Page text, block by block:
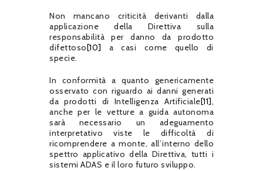
Non mancano criticità derivanti dalla
applicazione della Direttiva sulla
responsabilità per danno da prodotto
difettoso [10]
a casi come quello di
specie.
In conformità a quanto genericamente
osservato con riguardo ai danni generati
da prodotti di Intelligenza Artificiale[11],
anche per le vetture a guida autonoma
sarà necessario un adeguamento
interpretativo viste le difficoltà di
ricomprendere a monte, all’interno dello
spettro applicativo della Direttiva, tutti i
sistemi ADAS e il loro futuro sviluppo.